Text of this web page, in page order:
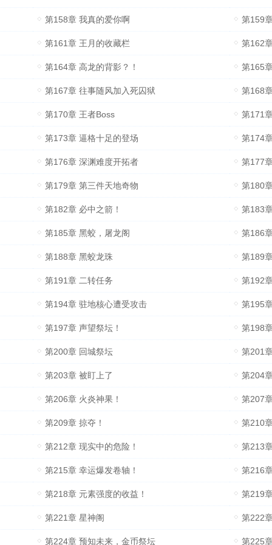
第158章 我真的爱你啊 第159
第161章 王月的收藏栏 第162
第164章 高龙的背影？！ 第165
第167章 往事随风加入死囚狱 第168
第170章 王者Boss 第171
第173章 逼格十足的登场 第174
第176章 深渊难度开拓者 第177
第179章 第三件天地奇物 第180
第182章 必中之箭！ 第183
第185章 黑蛟，屠龙阁 第186
第188章 黑蛟龙珠 第189
第191章 二转任务 第192
第194章 驻地核心遭受攻击 第195
第197章 声望祭坛！ 第198
第200章 回城祭坛 第201
第203章 被盯上了 第204
第206章 火炎神果！ 第207
第209章 掠夺！ 第210
第212章 现实中的危险！ 第213
第215章 幸运爆发卷轴！ 第216
第218章 元素强度的收益！ 第219
第221章 星神阁 第222
第224章 预知未来，金币祭坛 第225